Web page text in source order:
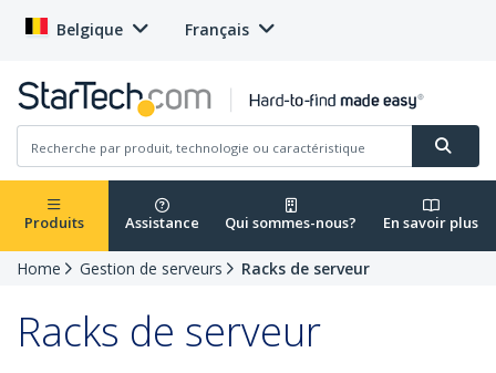
Belgique Français
Produits Assistance Qui sommes-nous? En savoir plus
Home Gestion de serveurs Racks de serveur
Racks de serveur